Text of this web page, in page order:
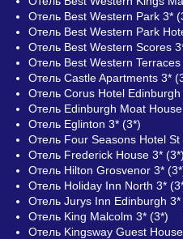
Отель Best Western Park 3*
Отель Best Western Park
Отель Best Western Scores
Отель Best Western Terraces
Отель Castle Apartments 3*
Отель Corus Hotel
Отель Edinburgh Moat
Отель Eglinton 3* (3*)
Отель Four Seasons Hotel St
Отель Frederick House 3* (3*)
Отель Hilton Grosvenor 3*
Отель Holiday Inn North 3*
Отель Jurys Inn Edinburgh 3*
Отель King Malcolm 3* (3*)
Отель Kingsway Guest